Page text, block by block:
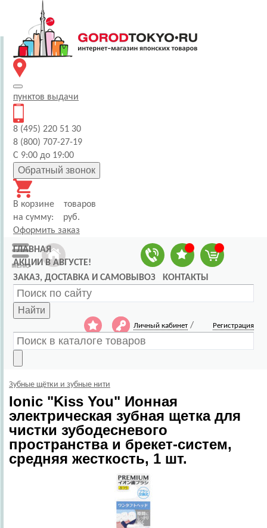
пунктов выдачи
8 (495) 220 51 30
8 (800) 707-27-19
С 9:00 до 19:00
Обратный звонок
В корзине
товаров
на сумму:
руб.
Оформить заказ
ГЛАВНАЯ
АКЦИИ В АВГУСТЕ!
ЗАКАЗ, ДОСТАВКА И САМОВЫВОЗ
КОНТАКТЫ
Найти
Личный кабинет / Регистрация
Зубные щётки и зубные нити
Ionic "Kiss You" Ионная
электрическая зубная щетка для
чистки зубодесневого
пространства и брекет-систем,
средняя жесткость, 1 шт.